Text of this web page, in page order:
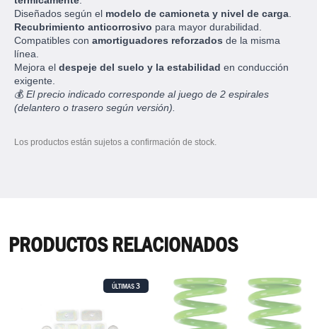
Diseñados según el modelo de camioneta y nivel de carga
Recubrimiento anticorrosivo para mayor durabilidad.
Compatibles con amortiguadores reforzados de la misma
línea.
Mejora el despeje del suelo y la estabilidad en conducción
exigente.
💰 El precio indicado corresponde al juego de 2 espirales
(delantero o trasero según versión).
Los productos están sujetos a confirmación de stock.
PRODUCTOS RELACIONADOS
ÚLTIMAS3